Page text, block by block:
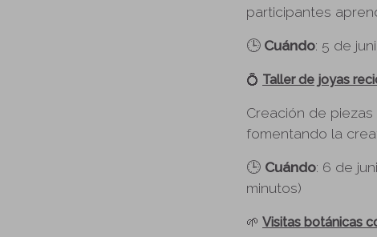
participantes
🕒 Cuándo: 5 de
💍 Taller de joyas
Creación de
fomentando la
🕒 Cuándo: 6 de
minutos)
🌱 Visitas botánicas